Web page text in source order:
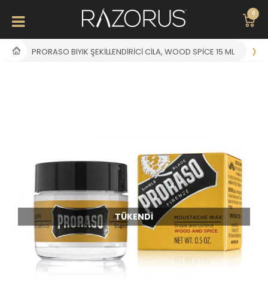
0
PRORASO BIYIK ŞEKILLENDIRICI CILA, WOOD SPICE 15 ML
TÜKENDI